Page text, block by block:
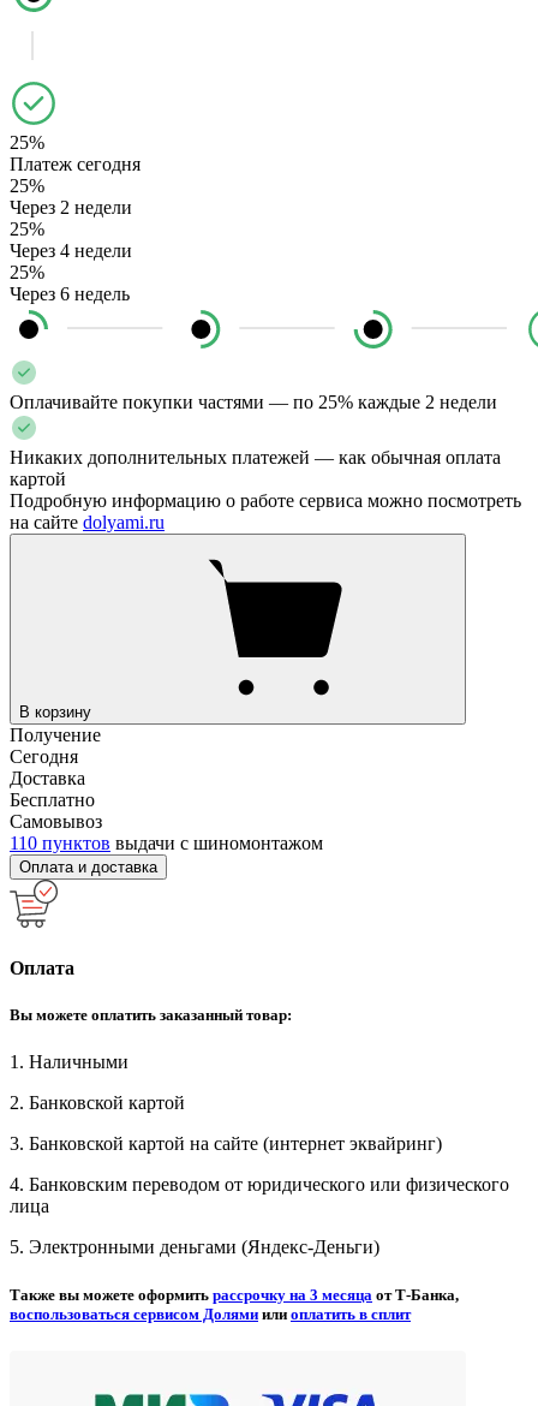
25%
Платеж сегодня
25%
Через 2 недели
25%
Через 4 недели
25%
Через 6 недель
Оплачивайте покупки частями — по 25% каждые 2 недели
Никаких дополнительных платежей — как обычная оплата
картой
Подробную информацию о работе сервиса можно посмотреть
на сайте dolyami.ru
В корзину
Получение
Сегодня
Доставка
Бесплатно
Самовывоз
110 пунктов выдачи с шиномонтажом
Оплата и доставка
Оплата
Вы можете оплатить заказанный товар:
1. Наличными
2. Банковской картой
3. Банковской картой на сайте (интернет эквайринг)
4. Банковским переводом от юридического или физического
лица
5. Электронными деньгами (Яндекс-Деньги)
Также вы можете оформить рассрочку на 3 месяца от Т-Банка,
воспользоваться сервисом Долями или оплатить в сплит